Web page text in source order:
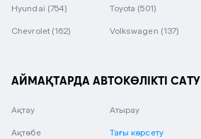
Hyundai (754) Toyota (501)
Chevrolet (162) Volkswagen (137)
АЙМАҚТАРДА АВТОКӨЛІКТІ САТУ
Ақтау
Ақтөбе
Атырау
Тағы көрсету